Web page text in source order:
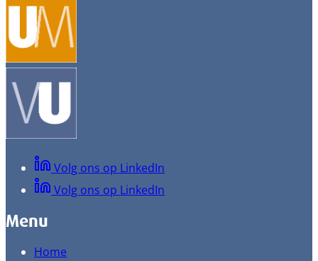
Volg ons op LinkedIn
Volg ons op LinkedIn
Menu
Home